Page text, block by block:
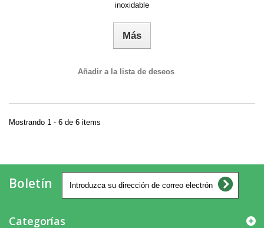
inoxidable
Más
Añadir a la lista de deseos
Mostrando 1 - 6 de 6 items
Boletín
Categorías